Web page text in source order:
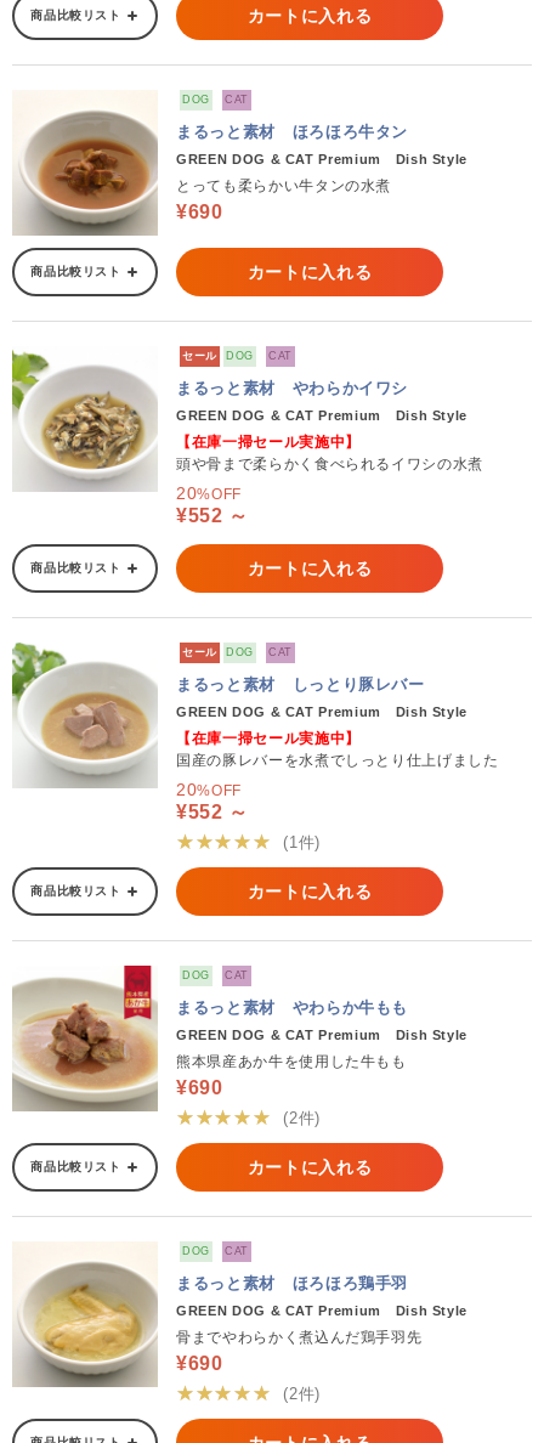
商品比較リスト カートに入れる
DOG CAT
まるっと素材 ほろほろ牛タン
GREEN DOG & CAT Premium Dish Style
とっても柔らかい牛タンの水煮
¥690
商品比較リスト カートに入れる
セール DOG CAT
まるっと素材 やわらかイワシ
GREEN DOG & CAT Premium Dish Style
【在庫一掃セール実施中】
頭や骨まで柔らかく食べられるイワシの水煮
20%OFF
¥552 ～
商品比較リスト カートに入れる
セール DOG CAT
まるっと素材 しっとり豚レバー
GREEN DOG & CAT Premium Dish Style
【在庫一掃セール実施中】
国産の豚レバーを水煮でしっとり仕上げました
20%OFF
¥552 ～
★★★★★
(1件)
商品比較リスト カートに入れる
DOG CAT
まるっと素材 やわらか牛もも
GREEN DOG & CAT Premium Dish Style
熊本県産あか牛を使用した牛もも
¥690
★★★★★
(2件)
商品比較リスト カートに入れる
DOG CAT
まるっと素材 ほろほろ鶏手羽
GREEN DOG & CAT Premium Dish Style
骨までやわらかく煮込んだ鶏手羽先
¥690
★★★★★
(2件)